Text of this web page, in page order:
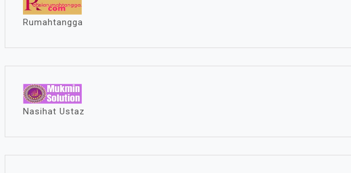
Rumahtangga
Nasihat Ustaz